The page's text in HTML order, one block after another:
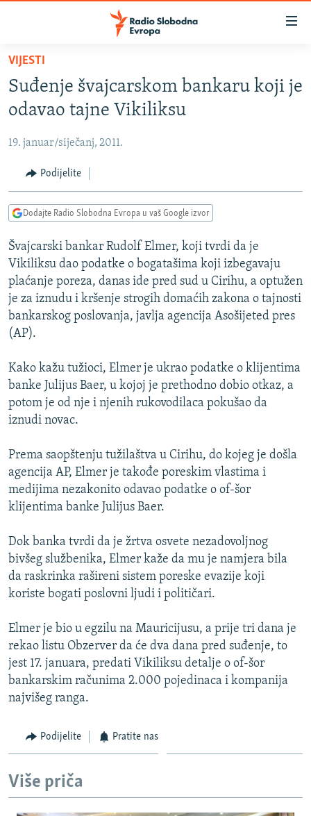
Pređite
glavni
sadržaj
na
navigaciju
Pređite
na
VIJESTI
BOSNA I HERCEGOVINA
KOSOVO
CRNA GORA
VIDEO
FOTOGALERIJE
INFOGRAFIKE
PODCASTI
RAT U UKRAJINI
KINA NA BALKANU
RSE PRIČE IZ SVIJETA
ISPRIČAJ MI
SPECIJALI RSE
VIŠE OD NASLOVA
GENOCID U SREBRENICI
POPLAVE I KLIZIŠTA U BIH 2024.
TV LIBERTY
POST SCRIPTUM
TRI DECENIJE OD RATA U BIH
SVE KARTE DEJTONA
NASTANAK I RASPAD JUGOSLAVIJE
PRATITE NAS
Sve RFE/RL stranice
VIJESTI
Suđenje švajcarskom bankaru koji je
odavao tajne Vikiliksu
19. januar/siječanj, 2011.
Podijelite
Dodajte Radio Slobodna Evropa u vaš Google izvor
Švajcarski bankar Rudolf Elmer, koji tvrdi da je
Vikiliksu dao podatke o bogatašima koji izbegavaju
plaćanje poreza, danas ide pred sud u Cirihu, a optužen
je za iznudu i kršenje strogih domaćih zakona o tajnosti
bankarskog poslovanja, javlja agencija Asošijeted pres
(AP).
Kako kažu tužioci, Elmer je ukrao podatke o klijentima
banke Julijus Baer, u kojoj je prethodno dobio otkaz, a
potom je od nje i njenih rukovodilaca pokušao da
iznudi novac.
Prema saopštenju tužilaštva u Cirihu, do kojeg je došla
agencija AP, Elmer je takođe poreskim vlastima i
medijima nezakonito odavao podatke o of-šor
klijentima banke Julijus Baer.
Dok banka tvrdi da je žrtva osvete nezadovoljnog
bivšeg službenika, Elmer kaže da mu je namjera bila
da raskrinka rašireni sistem poreske evazije koji
koriste bogati poslovni ljudi i političari.
Elmer je bio u egzilu na Mauricijusu, a prije tri dana je
rekao listu Obzerver da će dva dana pred suđenje, to
jest 17. januara, predati Vikiliksu detalje o of-šor
bankarskim računima 2.000 pojedinaca i kompanija
najvišeg ranga.
Podijelite Pratite nas
Više priča